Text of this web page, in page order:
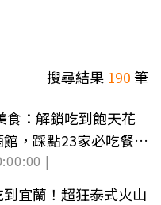
搜尋結果 190筆
食：解鎖吃到飽天花
，踩點23家必吃餐
|
宜蘭！超狂泰式火山